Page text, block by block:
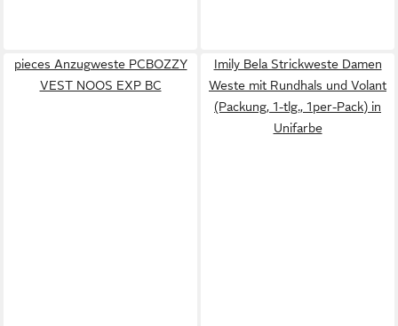
pieces Anzugweste PCBOZZY
VEST NOOS EXP BC
Imily Bela Strickweste Damen
Weste mit Rundhals und Volant
(Packung, 1-tlg., 1per-Pack) in
Unifarbe